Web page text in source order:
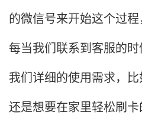
的微信号来开始这个过
每当我们联系到客服的
我们详细的使用需求，比
还是想要在家里轻松刷卡